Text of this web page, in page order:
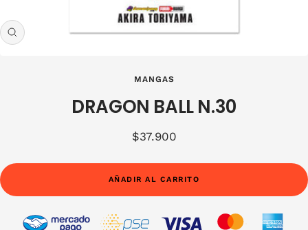
Zoom
MANGAS
DRAGON BALL N.30
Precio
venta
$37.900
AÑADIR AL CARRITO